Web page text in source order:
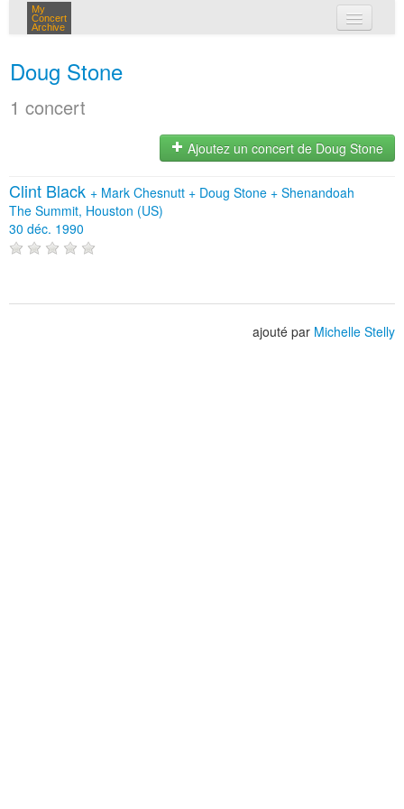
My
Concert
Archive
Doug Stone
1 concert
Ajoutez un concert de Doug Stone
Clint Black + Mark Chesnutt + Doug Stone + Shenandoah
The Summit, Houston (US)
30 déc. 1990
ajouté par Michelle Stelly